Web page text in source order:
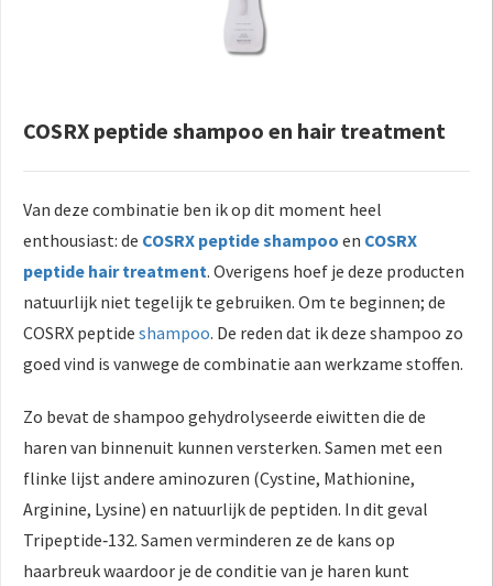
COSRX peptide shampoo en hair treatment
Van deze combinatie ben ik op dit moment heel
enthousiast: de COSRX peptide shampoo en COSRX
peptide hair treatment. Overigens hoef je deze producten
natuurlijk niet tegelijk te gebruiken. Om te beginnen; de
COSRX peptide shampoo. De reden dat ik deze shampoo zo
goed vind is vanwege de combinatie aan werkzame stoffen.
Zo bevat de shampoo gehydrolyseerde eiwitten die de
haren van binnenuit kunnen versterken. Samen met een
flinke lijst andere aminozuren (Cystine, Mathionine,
Arginine, Lysine) en natuurlijk de peptiden. In dit geval
Tripeptide‑132. Samen verminderen ze de kans op
haarbreuk waardoor je de conditie van je haren kunt